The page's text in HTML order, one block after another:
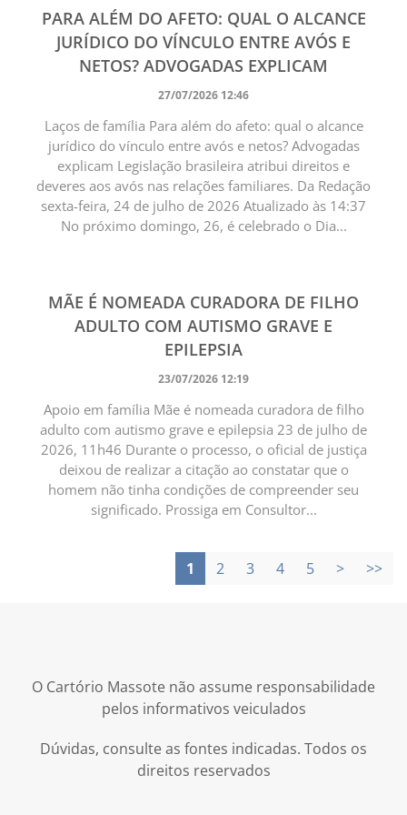
PARA ALÉM DO AFETO: QUAL O ALCANCE
JURÍDICO DO VÍNCULO ENTRE AVÓS E
NETOS? ADVOGADAS EXPLICAM
27/07/2026 12:46
Laços de família Para além do afeto: qual o alcance
jurídico do vínculo entre avós e netos? Advogadas
explicam Legislação brasileira atribui direitos e
deveres aos avós nas relações familiares. Da Redação
sexta-feira, 24 de julho de 2026 Atualizado às 14:37
No próximo domingo, 26, é celebrado o Dia...
MÃE É NOMEADA CURADORA DE FILHO
ADULTO COM AUTISMO GRAVE E
EPILEPSIA
23/07/2026 12:19
Apoio em família Mãe é nomeada curadora de filho
adulto com autismo grave e epilepsia 23 de julho de
2026, 11h46 Durante o processo, o oficial de justiça
deixou de realizar a citação ao constatar que o
homem não tinha condições de compreender seu
significado. Prossiga em Consultor...
1 2 3 4 5 > >>
O Cartório Massote não assume responsabilidade
pelos informativos veiculados
Dúvidas, consulte as fontes indicadas. Todos os
direitos reservados